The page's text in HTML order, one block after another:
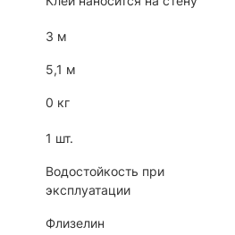
3 м
5,1 м
0 кг
1 шт.
Водостойкость при
эксплуатации
Флизелин